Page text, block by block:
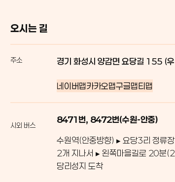
오시는 길
주소 경기 화성시 양감면 요당길 155 (
네이버맵카카오맵구글맵티맵
시외 버스
8471번, 8472번(수원-안중)
수원역(안중방향) ▸ 요당3리 정류
2개 지나서 ▸ 왼쪽마을길로 20분
당리성지 도착